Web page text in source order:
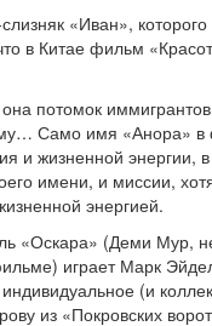
«Иван», которого
в Китае фильм
потомок
Само имя «Анора» в
и жизненной энергии,
имени, и миссии,
энергией.
«Оскара» (Деми Мур,
играет Марк
(и
из «Покровских